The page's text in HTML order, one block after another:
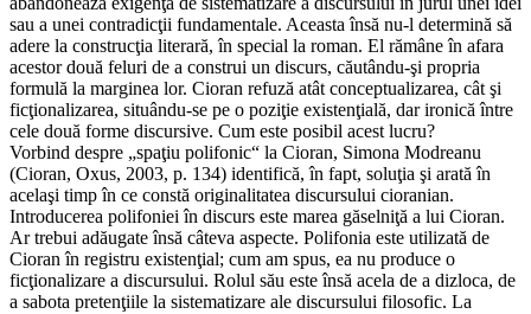
sau a unei contradicţii fundamentale. Aceasta însă nu-l determină să
adere la construcţia literară, în special la roman. El rămâne în afara
acestor două feluri de a construi un discurs, căutându-şi propria
formulă la marginea lor. Cioran refuză atât conceptualizarea, cât şi
ficţionalizarea, situându-se pe o poziţie existenţială, dar ironică între
cele două forme discursive. Cum este posibil acest lucru?
Vorbind despre „spaţiu polifonic“ la Cioran, Simona Modreanu
(Cioran, Oxus, 2003, p. 134) identifică, în fapt, soluţia şi arată în
acelaşi timp în ce constă originalitatea discursului cioranian.
Introducerea polifoniei în discurs este marea găselniţă a lui Cioran.
Ar trebui adăugate însă câteva aspecte. Polifonia este utilizată de
Cioran în registru existenţial; cum am spus, ea nu produce o
ficţionalizare a discursului. Rolul său este însă acela de a dizloca, de
a sabota pretenţiile la sistematizare ale discursului filosofic. La